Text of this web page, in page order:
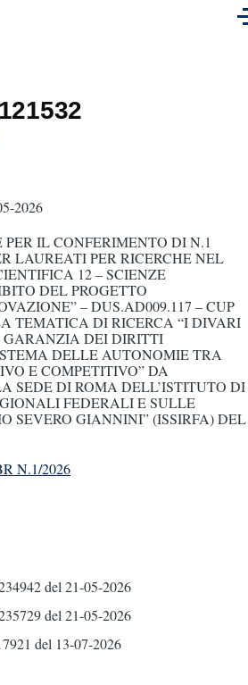
2026
IL CONFERIMENTO DI N.1
LAUREATI PER RICERCHE NEL
12 – SCIENZE
DEL PROGETTO
– DUS.AD009.117 – CUP
TEMATICA DI RICERCA “I DIVARI
DEI DIRITTI
DELLE AUTONOMIE TRA
E COMPETITIVO” DA
SEDE DI ROMA DELL’ISTITUTO DI
FEDERALI E SULLE
SEVERO GIANNINI” (ISSIRFA) DEL
N.1/2026
del 21-05-2026
del 21-05-2026
del 13-07-2026